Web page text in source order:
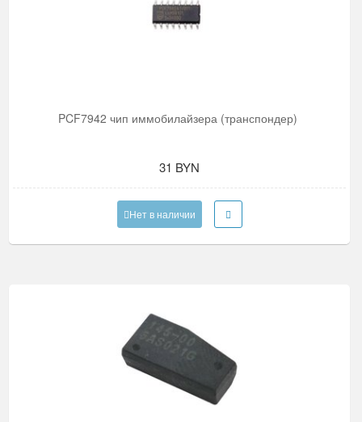
PCF7942 чип иммобилайзера (транспондер)
31 BYN
Нет в наличии